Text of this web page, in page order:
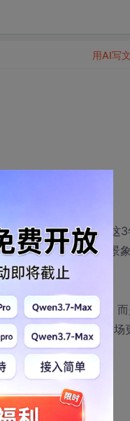
的变化。OA行业在这3
流厂商在2012年的景象
的OA系统那么简单，
台。市场上迎来了一场
用AI写